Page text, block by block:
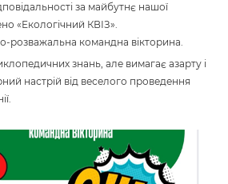
за майбутнє нашої
«Екологічний КВІЗ».
розважальна командна вікторина.
знань, але вимагає азарту і
настрій від веселого проведення